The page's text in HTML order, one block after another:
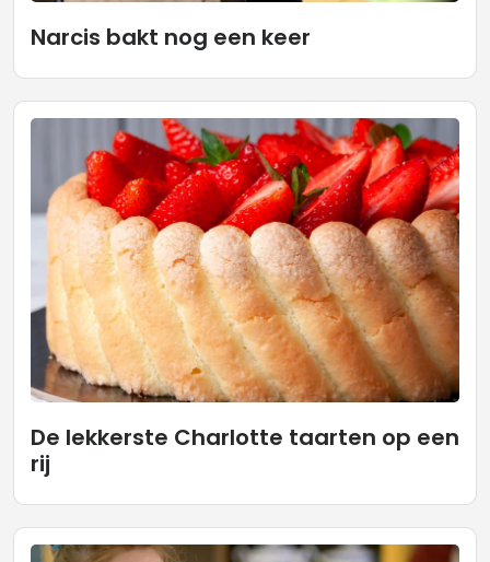
Narcis bakt nog een keer
De lekkerste Charlotte taarten op een
rij